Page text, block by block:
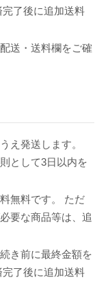
了後に追加送料
送・送料欄をご確
え発送します。
として3日以内を
無料です。 ただ
要な商品等は、追
き前に最終金額を
了後に追加送料